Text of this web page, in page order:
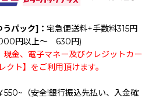
パック]： 宅急便送料+手数料315円
円以上～ 630円)
現金、電子マネー及びクレジットカー
クト】をご利用頂けます。
550~（安全!銀行振込先払い、入金確